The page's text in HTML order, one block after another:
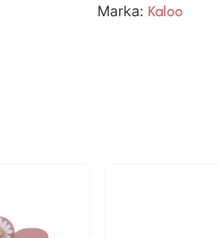
Marka: Kaloo